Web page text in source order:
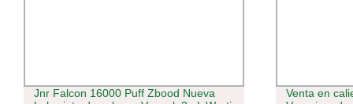
Venta en caliente en U. S. 0,5ml Tank
EE.UU.